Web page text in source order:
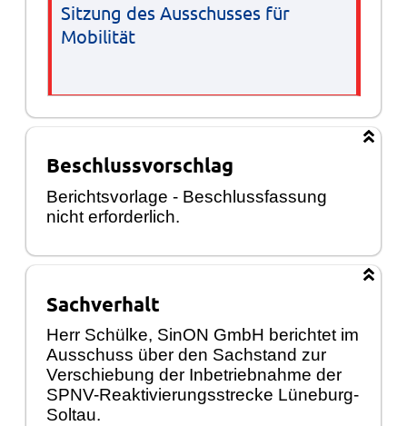
Sitzung des Ausschusses für
Mobilität
Beschlussvorschlag
Berichtsvorlage - Beschlussfassung
nicht erforderlich.
Sachverhalt
Herr Schülke, SinON GmbH berichtet im
Ausschuss über den Sachstand zur
Verschiebung der Inbetriebnahme der
SPNV-Reaktivierungsstrecke Lüneburg-
Soltau.